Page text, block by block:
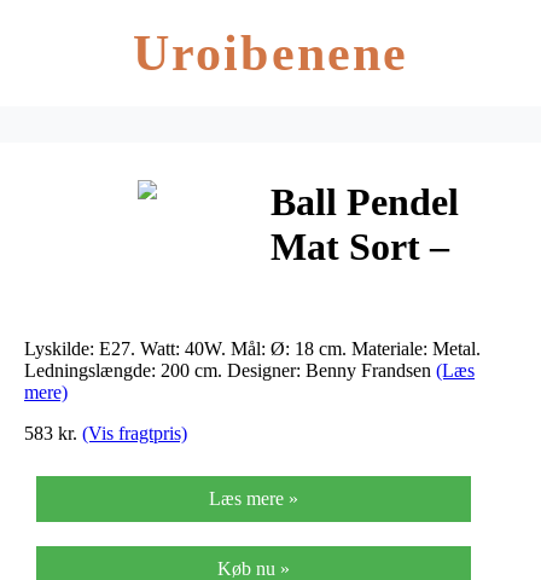
Uroibenene
Ball Pendel
Mat Sort –
Lyskilde: E27. Watt: 40W. Mål: Ø: 18 cm. Materiale: Metal.
Ledningslængde: 200 cm. Designer: Benny Frandsen (Læs
mere)
583 kr. (Vis fragtpris)
Læs mere »
Køb nu »